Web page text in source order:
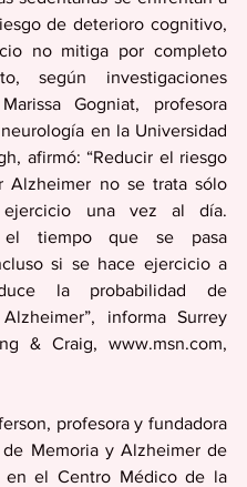
de deterioro cognitivo,
no mitiga por completo
según investigaciones
Gogniat, profesora
en la Universidad
afirmó: “Reducir el riesgo
Alzheimer no se trata sólo
una vez al día.
el tiempo que se pasa
si se hace ejercicio a
la probabilidad de
informa Surrey
& Craig, www.msn.com,
profesora y fundadora
Memoria y Alzheimer de
en el Centro Médico de la